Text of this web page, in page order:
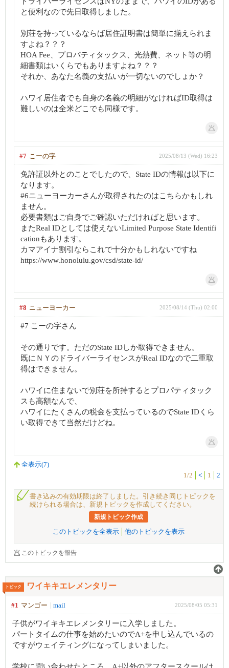
と便利なので先日取得しました。
別荘を持っているならば居住証明書は簡単に揃えられま
すよね？？？
HOA Fee、プロパティタックス、光熱費、ネット等の明
細書類はいくらでもありますよね？？？
それか、あなた名義の支払いが一切ないのでしょか？
ハワイ居住者でも自身の名義の明細がなければID取得は
難しいのは全米どこでも同様です。
#7 こーの字 2025/08/13 (Wed) 16:23
免許証以外とのことでしたので、State IDの情報は以下に
なります。
#6ニューヨーカーさんが取得されたのはこちらかもしれ
ません。
必要書類はご自身でご確認いただければと思います。
またReal IDとしては使えないLimited Purpose State Identifi
cationもあります。
カマアイナ割引ならこれで十分かもしれないですね
https://www.honolulu.gov/csd/state-id/
#8 ニューヨーカー 2025/08/14 (Thu) 02:00
#7 こーの字さん
その通りです。ただのState IDしか取得できません。
既にＮＹのドライバーライセンスがReal IDなので二重取
得はできません。
ハワイに住まないで別荘を所持するとプロパティタック
スも高額なんで、
ハワイにたくさんの税金を支払っているのでState IDくら
い取得できて当然だけどね。
全表示(7)
1/2
< 1 2
書き込みの有効期限は終了しました。引き続き同じトピックを
続けられる場合は、新規トピックを作成してください。
新規トピック作成
このトピックを全表示 他のトピックを表示
このトピックを報告
トピック ワイキキエレメンタリー
#1 マンゴー mail 2025/08/05 05:31
子供がワイキキエレメンタリーに入学しました。
パートタイムの仕事を始めたいのでA+を申し込んでいるの
ですがウェイティングになってしまいました。